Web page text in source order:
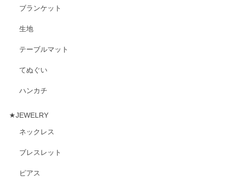
ブランケット
生地
テーブルマット
てぬぐい
ハンカチ
★JEWELRY
ネックレス
ブレスレット
ピアス